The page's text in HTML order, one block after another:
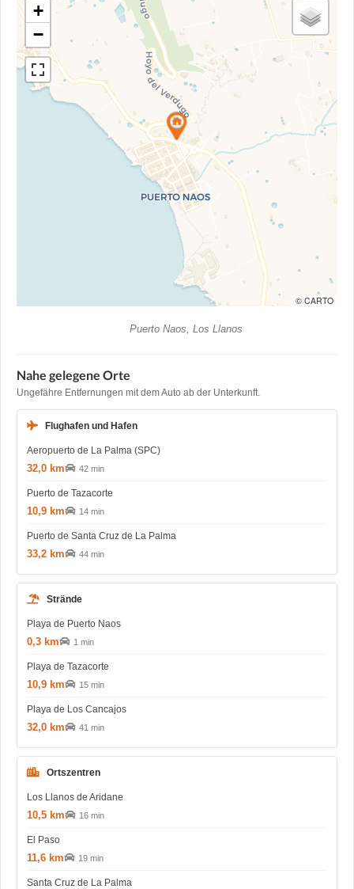
+
−
© CARTO
Puerto Naos, Los Llanos
Nahe gelegene Orte
Ungefähre Entfernungen mit dem Auto ab der Unterkunft.
Flughafen und Hafen
Aeropuerto de La Palma (SPC)
32,0 km 42 min
Puerto de Tazacorte
10,9 km 14 min
Puerto de Santa Cruz de La Palma
33,2 km 44 min
Strände
Playa de Puerto Naos
0,3 km 1 min
Playa de Tazacorte
10,9 km 15 min
Playa de Los Cancajos
32,0 km 41 min
Ortszentren
Los Llanos de Aridane
10,5 km 16 min
El Paso
11,6 km 19 min
Santa Cruz de La Palma